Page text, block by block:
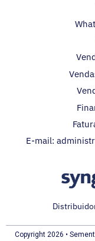
E-mail:
Copyright 2026 •